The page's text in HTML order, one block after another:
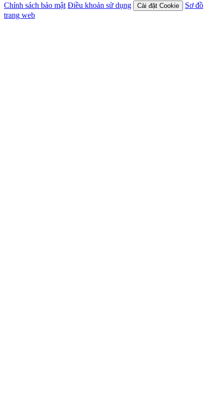
Chính sách bảo mật Điều khoản sử dụng Cài đặt Cookie
Sơ đồ
trang web